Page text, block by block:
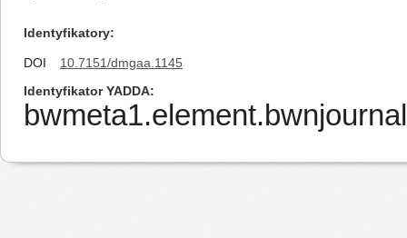
Identyfikatory
DOI
10.7151/dmgaa.1145
Identyfikator YADDA